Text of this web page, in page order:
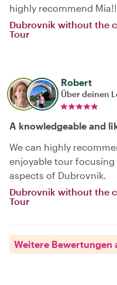
highly recommend
Dubrovnik without the
Tour
Robert
Über deinen
A knowledgeable and
We can highly
enjoyable tour
aspects of Dubrovnik.
Dubrovnik without the
Tour
Weitere Bewertungen